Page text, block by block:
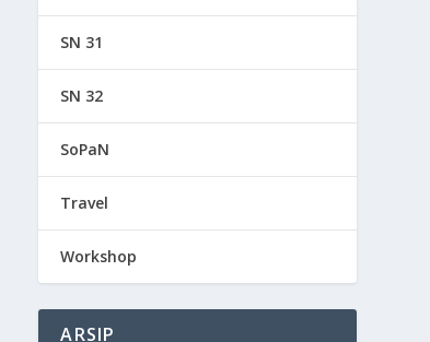
SN 31
SN 32
SoPaN
Travel
Workshop
ARSIP